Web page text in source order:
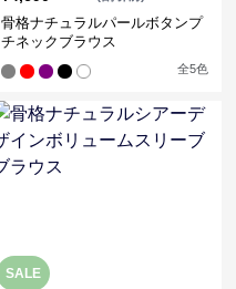
骨格ナチュラルパールボタンプ
チネックブラウス
全5色
SALE